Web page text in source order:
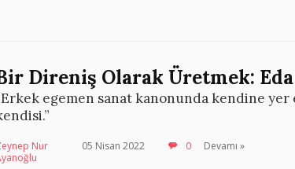
Direniş Olarak Üretmek:
egemen sanat kanonunda kendine
Nur
05 Nisan 2022 0 Devamı »